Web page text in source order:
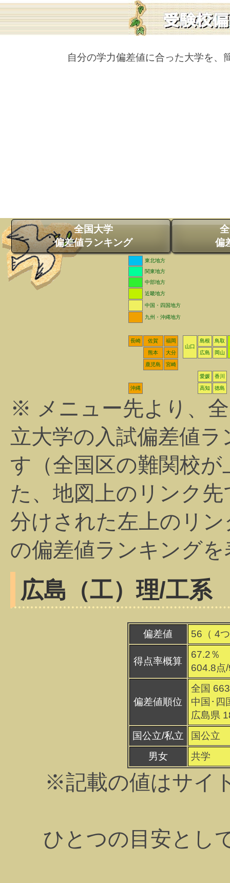
自分の学力偏差値に合った大学を、
全国大学
偏差値ランキング
偏
東北地方
関東地方
中部地方
近畿地方
中国・四国地方
九州・沖縄地方
長崎 佐賀
福岡
山口
島根
鳥取
熊本
大分 広島 岡山
鹿児島 宮崎
愛媛 香川
沖縄 高知 徳島
※ メニュー先より、
立大学の入試偏差値
す（全国区の難関校
た、地図上のリンク
分けされた左上のリ
の偏差値ランキング
広島（工）理/工系
偏差値 56（ 4
得点率概算
67.2％
604.8点
偏差値順位
全国
中国･四
広島県
国公立/私立
国公立
男女
共学
※記載の値はサイ
ひとつの目安とし